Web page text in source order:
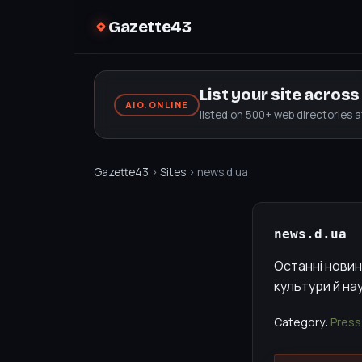
Gazette43
AIO.ONLINE
List your site
listed on 500+ web directories
Gazette43 › Sites › news.d.ua
news.d.ua
Останні
культури й
Category: